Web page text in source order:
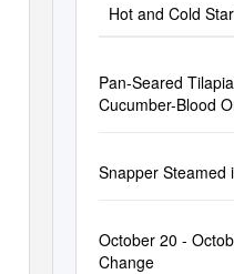
Hot and Cold
Pan-Seared
Cucumber-Blood
Snapper Steamed
October 20 -
Change